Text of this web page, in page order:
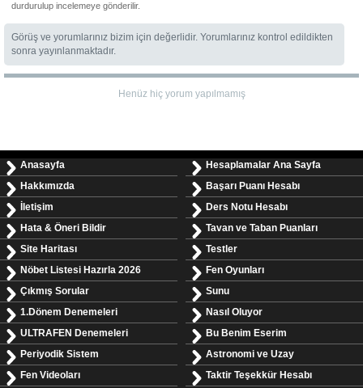
durdurulup incelemeye gönderilir.
Görüş ve yorumlarınız bizim için değerlidir. Yorumlarınız kontrol edildikten
sonra yayınlanmaktadır.
Henüz hiç yorum yapılmamış
Anasayfa
Hakkımızda
İletişim
Hata & Öneri Bildir
Site Haritası
Nöbet Listesi Hazırla 2026
Çıkmış Sorular
1.Dönem Denemeleri
ULTRAFEN Denemeleri
Periyodik Sistem
Fen Videoları
Hesaplamalar Ana Sayfa
Başarı Puanı Hesabı
Ders Notu Hesabı
Tavan ve Taban Puanları
Testler
Fen Oyunları
Sunu
Nasıl Oluyor
Bu Benim Eserim
Astronomi ve Uzay
Taktir Teşekkür Hesabı